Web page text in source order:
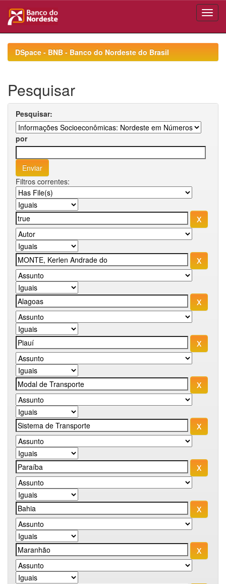
navigationDSpace - BNB - Banco do Nordeste do Brasil
Pesquisar
Pesquisar:
por
Filtros correntes: